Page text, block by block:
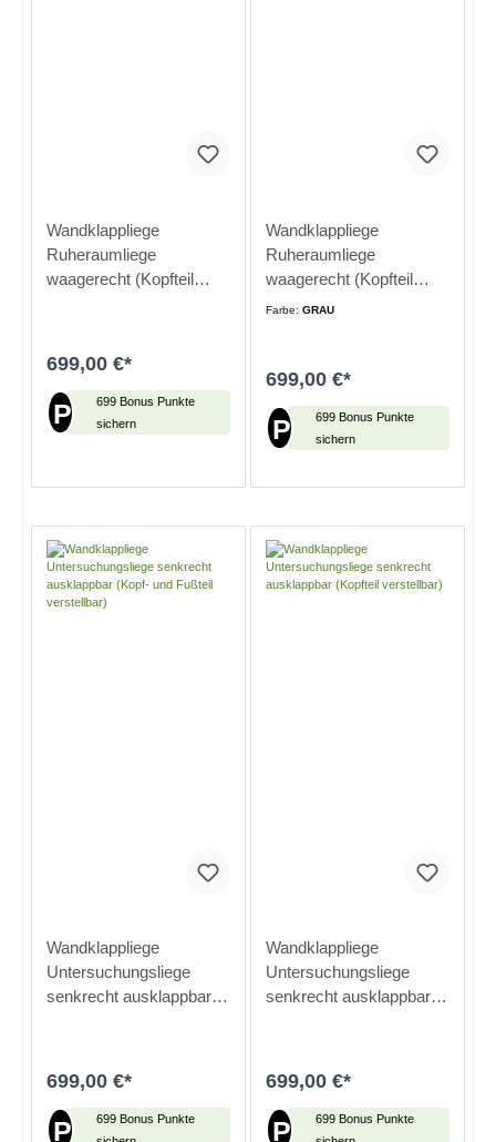
Wandklappliege
Ruheraumliege
waagerecht (Kopfteil
699,00 €*
P
699 Bonus Punkte
sichern
Wandklappliege
Ruheraumliege
waagerecht (Kopfteil
verstellbar) 650 mm
Farbe: GRAU
699,00 €*
P
699 Bonus Punkte
sichern
In den Warenkorb
Wandklappliege
Untersuchungsliege
senkrecht ausklappbar
699,00 €*
P
699 Bonus Punkte
Wandklappliege
Untersuchungsliege
senkrecht ausklappbar
699,00 €*
P
699 Bonus Punkte